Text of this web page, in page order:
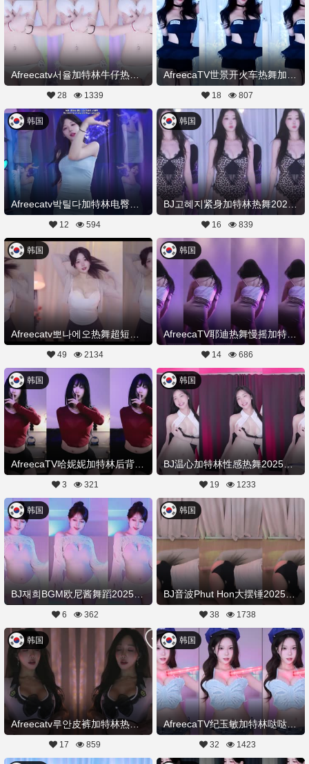
Afreecatv서율加特林牛仔热舞视频20250801Hot Dance
28 1339 18 807
Afreecatv박틸다加特林电臀热舞视频20250728Hot Dance
韩国
12 594
BJ고혜지紧身加特林热舞20250727Hot Dance
韩国
16 839
韩国
49 2134
韩国
14 686
韩国
3 321
BJ温心加特林性感热舞20250721舞蹈剪辑
韩国
19 1233
BJ재희BGM欧尼酱舞蹈20250721Hot Dance
韩国
6 362
BJ音波Phut Hon大摆锤20250720舞蹈剪辑
韩国
38 1738
Afreecatv루안皮裤加特林热舞20250720Hot Dance
韩国
17 859
韩国
32 1423